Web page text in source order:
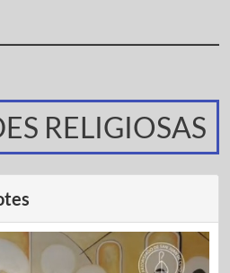
RELIGIOSAS